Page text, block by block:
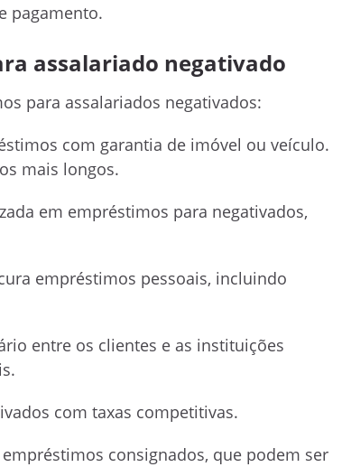
pagamento.
assalariado negativado
para assalariados negativados:
com garantia de imóvel ou veículo.
mais longos.
em empréstimos para negativados,
empréstimos pessoais, incluindo
entre os clientes e as instituições
com taxas competitivas.
consignados, que podem ser